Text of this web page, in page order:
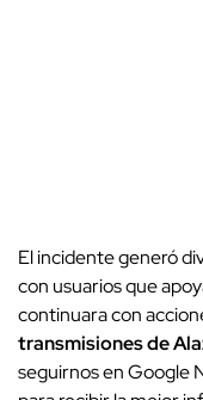
El incidente generó
con usuarios que
continuara con
transmisiones de
seguirnos en Google